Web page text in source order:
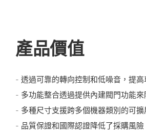
產品價值
- 透過可靠的轉向控制和低噪音，提
- 多功能整合透過提供內建閥門功能
- 多種尺寸支援跨多個機器類別的可
- 品質保證和國際認證降低了採購風